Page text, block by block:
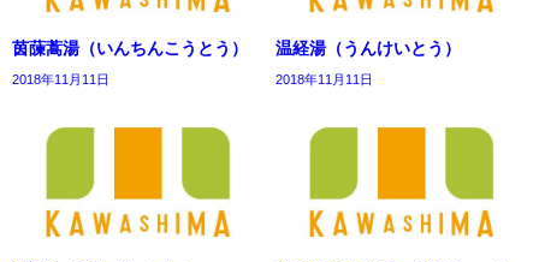
茵蔯蒿湯（いんちんこうとう）
2018年11月11日
温経湯（うんけいとう）
2018年11月11日